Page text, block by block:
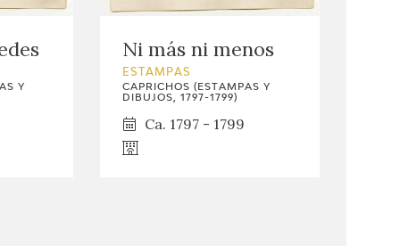
Y
Ni más ni menos
ESTAMPAS
CAPRICHOS (ESTAMPAS Y
DIBUJOS, 1797-1799)
Ca. 1797 - 1799